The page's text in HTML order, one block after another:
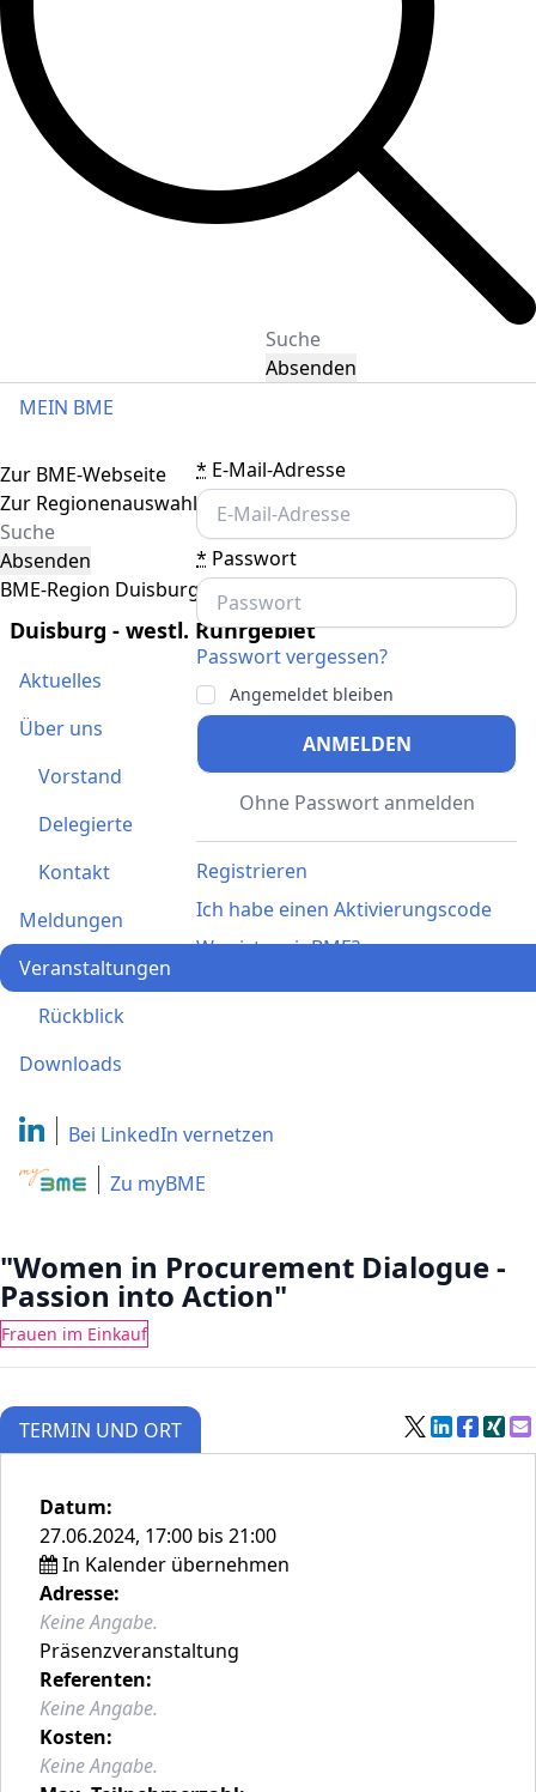
Absenden
MEIN BME
* E-Mail-Adresse
* Passwort
Passwort vergessen?
Angemeldet bleiben
ANMELDEN
Ohne Passwort anmelden
Registrieren
Ich habe einen Aktivierungscode
Was ist meinBME?
Toggle navigation
Zur BME-Webseite
Zur Regionenauswahl
Absenden
BME-Region Duisburg - westl. Ruhrgebiet
Duisburg - westl. Ruhrgebiet
Aktuelles
Über uns
Vorstand
Delegierte
Kontakt
Meldungen
Veranstaltungen
Rückblick
Downloads
Bei LinkedIn vernetzen
Zu myBME
"Women in Procurement Dialogue -
Passion into Action"
Frauen im Einkauf
TERMIN UND ORT
Datum:
27.06.2024, 17:00 bis 21:00
In Kalender übernehmen
Adresse:
Keine Angabe.
Präsenzveranstaltung
Referenten:
Keine Angabe.
Kosten:
Keine Angabe.